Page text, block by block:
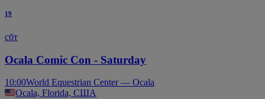
19
сбт
Ocala Comic Con - Saturday
10:00World Equestrian Center — Ocala
Ocala, Florida, США